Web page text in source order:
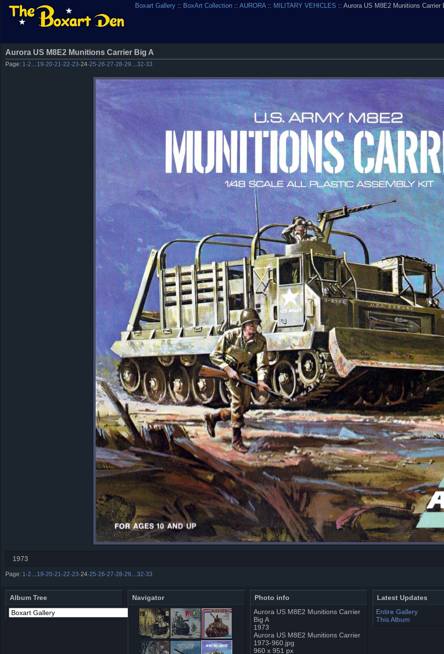
Boxart Gallery :: BoxArt Collection ::AURORA:: MILITARY VEHICLES :: Aurora US M8E2 Munitions Carrier
Aurora US M8E2 Munitions Carrier Big A
Page: 1 ·2 19·20·21 ·22·23·24·25·26·27·28·29 32·33
1973
Page: 1 ·2 19·20·21 ·22·23·24·25·26·27·28·29 32·33
Album Tree Navigator
Photo info
Aurora US M8E2 Munitions Carrier
Big A
1973
Aurora US M8E2 Munitions Carrier
1973-960.jpg
960 x 951 px
Latest Updates
Entire Gallery
This Album